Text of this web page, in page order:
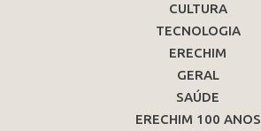
CULTURA
TECNOLOGIA
ERECHIM
GERAL
SAÚDE
ERECHIM 100 ANOS